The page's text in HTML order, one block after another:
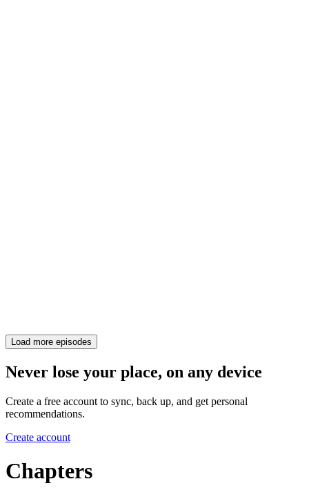
Load more episodes
Never lose your place, on any device
Create a free account to sync, back up, and get personal
recommendations.
Create account
Chapters